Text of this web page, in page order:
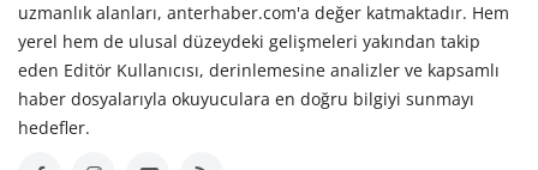
uzmanlık alanları, anterhaber.com'a değer katmaktadır. Hem
yerel hem de ulusal düzeydeki gelişmeleri yakından takip
eden Editör Kullanıcısı, derinlemesine analizler ve kapsamlı
haber dosyalarıyla okuyuculara en doğru bilgiyi sunmayı
hedefler.